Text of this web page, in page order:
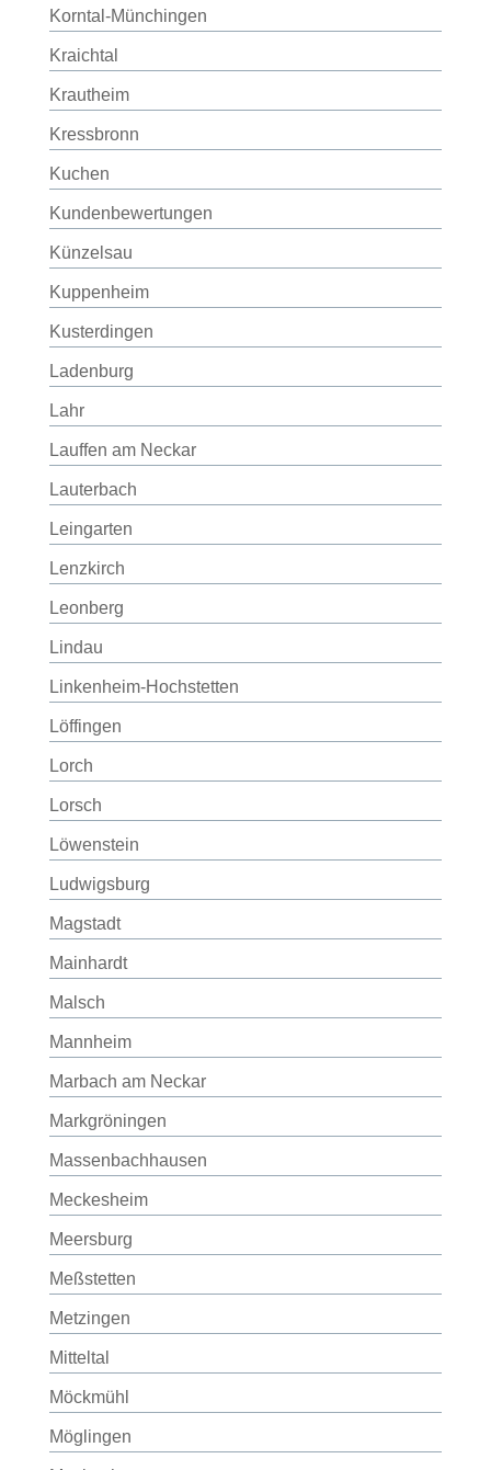
Korntal-Münchingen
Kraichtal
Krautheim
Kressbronn
Kuchen
Kundenbewertungen
Künzelsau
Kuppenheim
Kusterdingen
Ladenburg
Lahr
Lauffen am Neckar
Lauterbach
Leingarten
Lenzkirch
Leonberg
Lindau
Linkenheim-Hochstetten
Löffingen
Lorch
Lorsch
Löwenstein
Ludwigsburg
Magstadt
Mainhardt
Malsch
Mannheim
Marbach am Neckar
Markgröningen
Massenbachhausen
Meckesheim
Meersburg
Meßstetten
Metzingen
Mitteltal
Möckmühl
Möglingen